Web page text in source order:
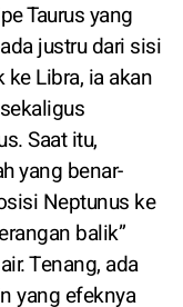
Taurus yang
justru dari sisi
Libra, ia akan
Saat itu,
yang benar-
Neptunus ke
balik”
Tenang, ada
yang efeknya